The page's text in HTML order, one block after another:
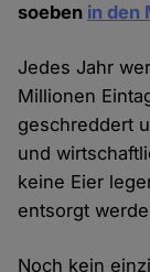
soeben in den
Jedes Jahr
Millionen
geschreddert
und
keine Eier
entsorgt
Noch kein